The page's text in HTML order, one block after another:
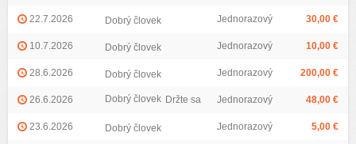
22.7.2026 Dobrý človek Jednorazový 30,00 €
10.7.2026 Dobrý človek Jednorazový 10,00 €
28.6.2026 Dobrý človek Jednorazový 200,00 €
26.6.2026 Dobrý človek Držte sa Jednorazový 48,00 €
23.6.2026 Dobrý človek Jednorazový 5,00 €